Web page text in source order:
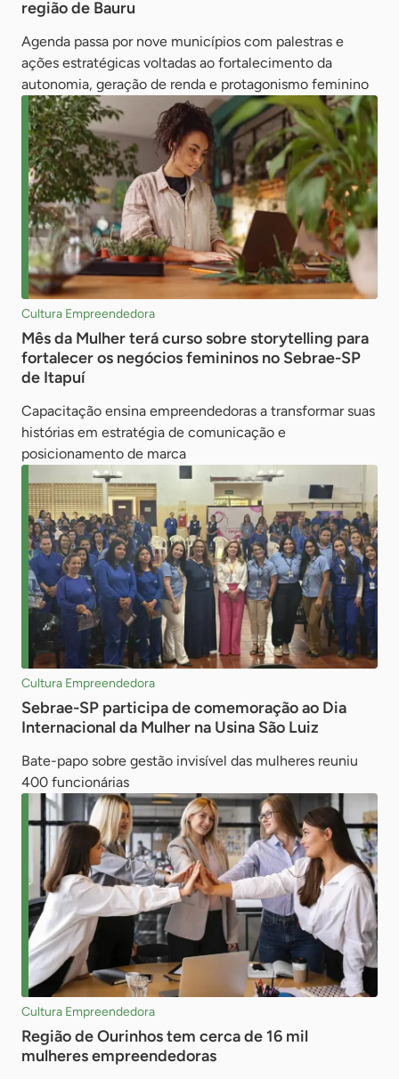
região de Bauru
Agenda passa por nove municípios com palestras e
ações estratégicas voltadas ao fortalecimento da
autonomia, geração de renda e protagonismo feminino
Cultura Empreendedora
Mês da Mulher terá curso sobre storytelling para
fortalecer os negócios femininos no Sebrae-SP
de Itapuí
Capacitação ensina empreendedoras a transformar suas
histórias em estratégia de comunicação e
posicionamento de marca
Cultura Empreendedora
Sebrae-SP participa de comemoração ao Dia
Internacional da Mulher na Usina São Luiz
Bate-papo sobre gestão invisível das mulheres reuniu
400 funcionárias
Cultura Empreendedora
Região de Ourinhos tem cerca de 16 mil
mulheres empreendedoras